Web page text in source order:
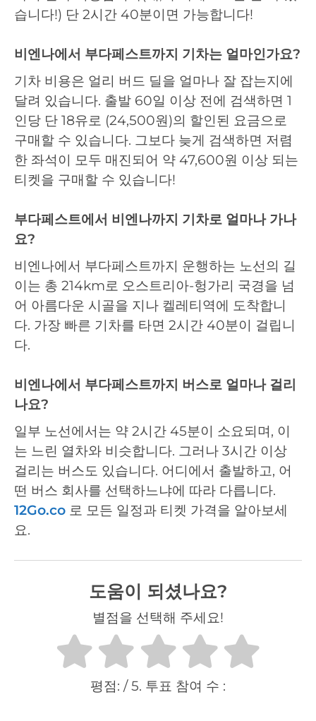
습니다!) 단 2시간 40분이면 가능합니다!
비엔나에서 부다페스트까지 기차는 얼마인가요?
기차 비용은 얼리 버드 딜을 얼마나 잘 잡는지에
달려 있습니다. 출발 60일 이상 전에 검색하면 1
인당 단 18유로 (24,500원)의 할인된 요금으로
구매할 수 있습니다. 그보다 늦게 검색하면 저렴
한 좌석이 모두 매진되어 약 47,600원 이상 되는
티켓을 구매할 수 있습니다!
부다페스트에서 비엔나까지 기차로 얼마나 가나
요?
비엔나에서 부다페스트까지 운행하는 노선의 길
이는 총 214km로 오스트리아-헝가리 국경을 넘
어 아름다운 시골을 지나 켈레티역에 도착합니
다. 가장 빠른 기차를 타면 2시간 40분이 걸립니
다.
비엔나에서 부다페스트까지 버스로 얼마나 걸리
나요?
일부 노선에서는 약 2시간 45분이 소요되며, 이
는 느린 열차와 비슷합니다. 그러나 3시간 이상
걸리는 버스도 있습니다. 어디에서 출발하고, 어
떤 버스 회사를 선택하느냐에 따라 다릅니다.
12Go.co 로 모든 일정과 티켓 가격을 알아보세
요.
도움이 되셨나요?
별점을 선택해 주세요!
평점: / 5. 투표 참여 수 :